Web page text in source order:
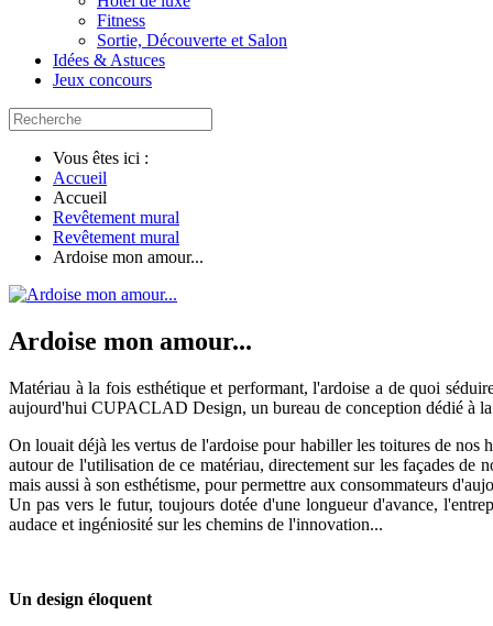
Fitness
Sortie, Découverte et Salon
Idées & Astuces
Jeux concours
Vous êtes ici :
Accueil
Accueil
Revêtement mural
Revêtement mural
Ardoise mon amour...
Ardoise mon amour...
Matériau à la fois esthétique et performant, l'ardoise a de quoi
aujourd'hui CUPACLAD Design, un bureau de conception dédié à
On louait déjà les vertus de l'ardoise pour habiller les toitures de
autour de l'utilisation de ce matériau, directement sur les façades
mais aussi à son esthétisme, pour permettre aux consommateurs
Un pas vers le futur, toujours dotée d'une longueur d'avance,
audace et ingéniosité sur les chemins de l'innovation...
Un design éloquent